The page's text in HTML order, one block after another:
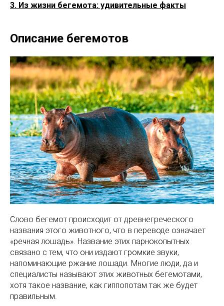
3. Из жизни бегемота: удивительные факты
Описание бегемотов
Слово бегемот происходит от древнегреческого
названия этого животного, что в переводе означает
«речная лошадь». Название этих парнокопытных
связано с тем, что они издают громкие звуки,
напоминающие ржание лошади. Многие люди, да и
специалисты называют этих животных бегемотами,
хотя такое название, как гиппопотам так же будет
правильным.